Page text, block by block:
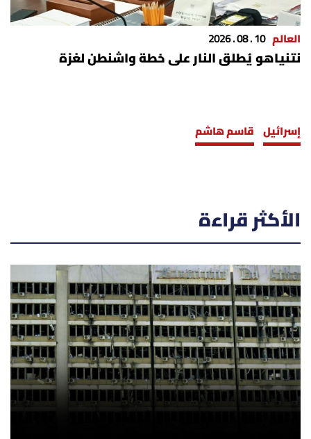
العالم 10 . 08 . 2026
نتنياهو يُطلق النار على خطة واشنطن لغزة
إسرائيل قاسم هاشم
الأكثر قراءة